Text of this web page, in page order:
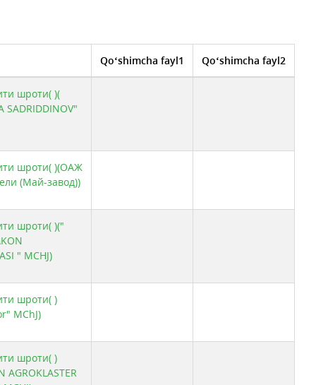
Qo‘shimcha fayl1 Qo‘shimcha fayl2
шроти( )(
SADRIDDINOV"
шроти( )(ОАЖ
(Май-завод))
шроти( )("
" MCHJ)
шроти( )
MChJ)
шроти( )
AGROKLASTER